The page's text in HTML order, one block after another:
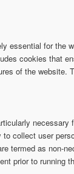
essential for the
cookies that
of the website.
necessary
collect user
termed as non-
prior to running